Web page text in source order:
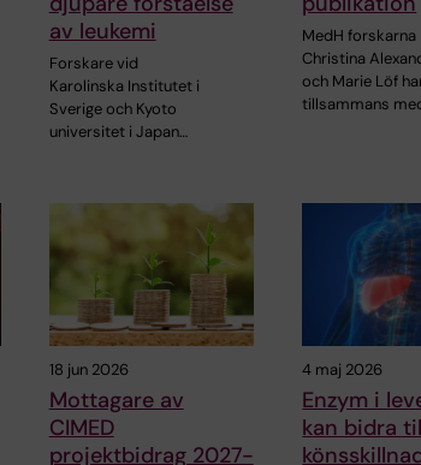
av leukemi
Forskare vid
Karolinska Institutet i
Sverige och Kyoto
universitet i Japan…
MedH forskarna
Christina
och Marie Löf
tillsammans
18 jun 2026
Mottagare av
CIMED
projektbidrag 2027-
4 maj 2026
Enzym i
kan bidra